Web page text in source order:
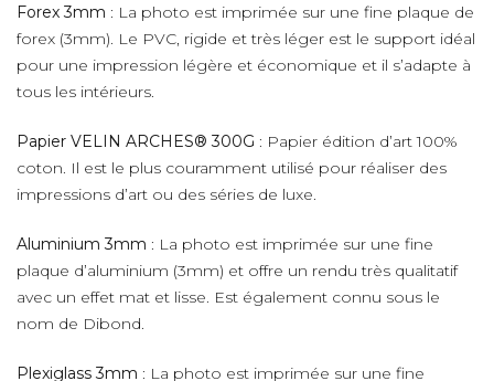
Forex 3mm : La photo est imprimée sur une fine plaque de
forex (3mm). Le PVC, rigide et très léger est le support idéal
pour une impression légère et économique et il s’adapte à
tous les intérieurs.
Papier VELIN ARCHES® 300G : Papier édition d’art 100%
coton. Il est le plus couramment utilisé pour réaliser des
impressions d’art ou des séries de luxe.
Aluminium 3mm : La photo est imprimée sur une fine
plaque d’aluminium (3mm) et offre un rendu très qualitatif
avec un effet mat et lisse. Est également connu sous le
nom de Dibond.
Plexiglass 3mm : La photo est imprimée sur une fine